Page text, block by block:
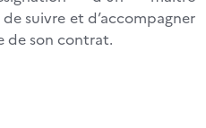
suivre et d’accompagner
de son contrat.